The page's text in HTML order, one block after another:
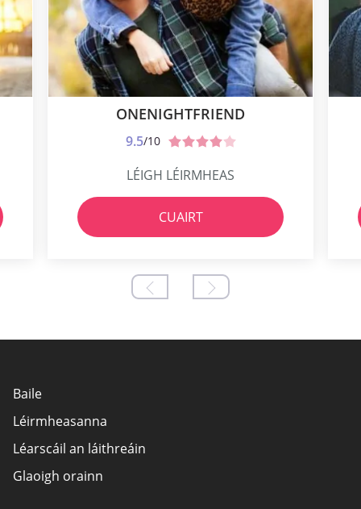
ONENIGHTFRIEND
9.5/10
LÉIGH LÉIRMHEAS
CUAIRT
Baile
Léirmheasanna
Léarscáil an láithreáin
Glaoigh orainn